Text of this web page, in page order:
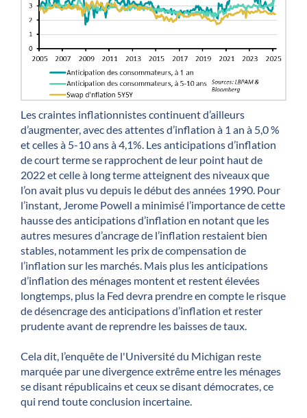
Les craintes inflationnistes continuent d’ailleurs
d’augmenter, avec des attentes d’inflation à 1 an à 5,0 %
et celles à 5-10 ans à 4,1%. Les anticipations d’inflation
de court terme se rapprochent de leur point haut de
2022 et celle à long terme atteignent des niveaux que
l’on avait plus vu depuis le début des années 1990. Pour
l’instant, Jerome Powell a minimisé l’importance de cette
hausse des anticipations d’inflation en notant que les
autres mesures d’ancrage de l’inflation restaient bien
stables, notamment les prix de compensation de
l’inflation sur les marchés. Mais plus les anticipations
d’inflation des ménages montent et restent élevées
longtemps, plus la Fed devra prendre en compte le risque
de désencrage des anticipations d’inflation et rester
prudente avant de reprendre les baisses de taux.
Cela dit, l’enquête de l'Université du Michigan reste
marquée par une divergence extrême entre les ménages
se disant républicains et ceux se disant démocrates, ce
qui rend toute conclusion incertaine.